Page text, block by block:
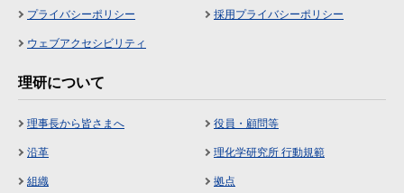
プライバシーポリシー 採用プライバシーポリシー
ウェブアクセシビリティ
理研について
理事長から皆さまへ 役員・顧問等
沿革 理化学研究所 行動規範
組織 拠点